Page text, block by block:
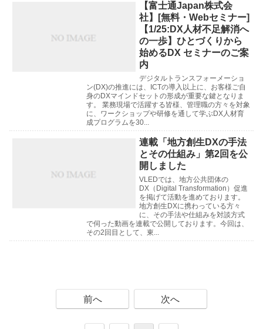
【富士通Japan株式会
社】[無料・Webセミナー]
【1/25:DX人材不足解消へ
の一歩】ひとづくりから
始めるDX セミナーのご案
内
デジタルトランスフォーメーショ
ン(DX)の推進には、ICTの導入以上に、お客様ご自
身のDXマインドセットの形成が重要な鍵となりま
す。 業務現場で活躍する皆様、管理職の方々を対象
に、ワークショップや研修を通して学ぶDX人材育
成プログラムを30...
連載「地方創生DXの手法
とその仕組み」第2回を公
開しました
VLEDでは、地方公共団体の
DX（Digital Transformation）促進
を掲げて活動を進めております。
地方創生DXに携わっている方々
に、その手法や仕組みを対談方式
で伺った動画を連載で公開しております。今回は、
その2回目として、東...
前へ 次へ